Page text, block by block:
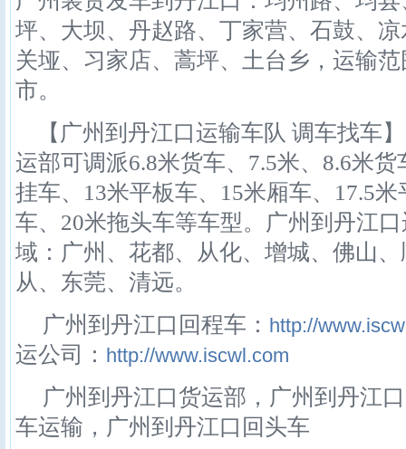
坪、大坝、丹赵路、丁家营、石鼓、
关垭、习家店、蒿坪、土台乡，运输
市。
【广州到丹江口运输车队 调车找车
运部可调派6.8米货车、7.5米、8.6米
挂车、13米平板车、15米厢车、17.5
车、20米拖头车等车型。广州到丹江
域：广州、花都、从化、增城、佛山
从、东莞、清远。
广州到丹江口回程车： http://
运公司： http://www.iscwl.com
广州到丹江口货运部，广州到丹江
车运输，广州到丹江口回头车